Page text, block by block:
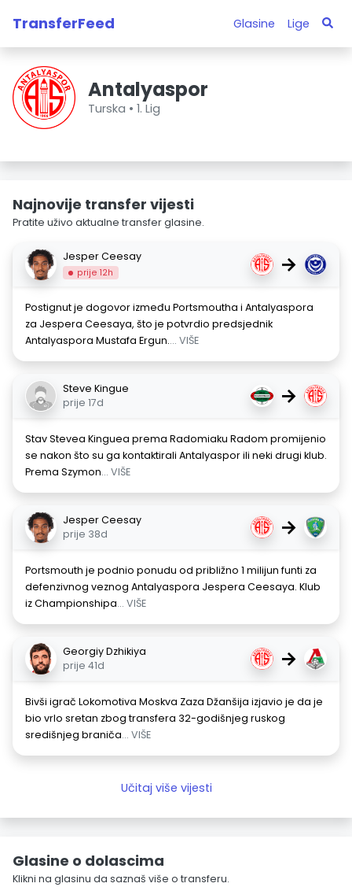
TransferFeed Glasine Lige
Antalyaspor
Turska • 1. Lig
Najnovije transfer vijesti
Pratite uživo aktualne transfer glasine.
Jesper Ceesay
prije 12h →
Postignut je dogovor između Portsmoutha i Antalyaspora
za Jespera Ceesaya, što je potvrdio predsjednik
Antalyaspora Mustafa Ergun.... VIŠE
Steve Kingue
prije 17d
→
Stav Stevea Kinguea prema Radomiaku Radom promijenio
se nakon što su ga kontaktirali Antalyaspor ili neki drugi klub.
Prema Szymon... VIŠE
Jesper Ceesay
prije 38d
→
Portsmouth je podnio ponudu od približno 1 milijun funti za
defenzivnog veznog Antalyaspora Jespera Ceesaya. Klub
iz Championshipa... VIŠE
Georgiy Dzhikiya
prije 41d
→
Bivši igrač Lokomotiva Moskva Zaza Džanšija izjavio je da je
bio vrlo sretan zbog transfera 32-godišnjeg ruskog
središnjeg braniča... VIŠE
Učitaj više vijesti
Glasine o dolascima
Klikni na glasinu da saznaš više o transferu.